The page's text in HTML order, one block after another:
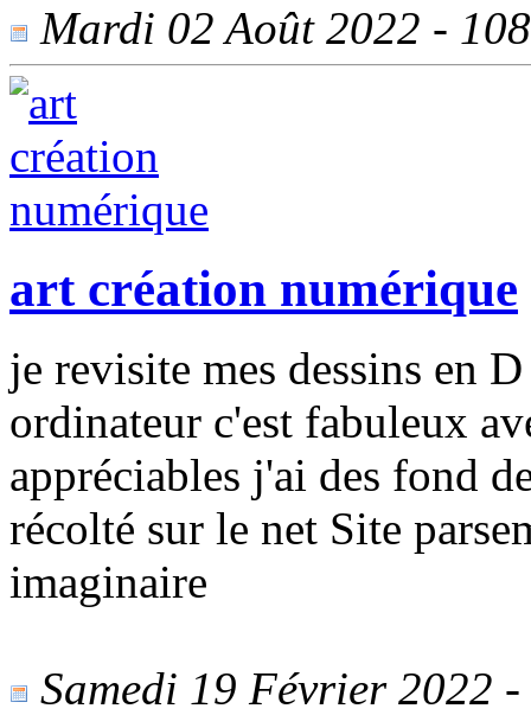
Mardi 02 Août 2022 -
art création numérique
je revisite mes dessins en
ordinateur c'est fabuleux
appréciables j'ai des fond
récolté sur le net Site
imaginaire
Samedi 19 Février 2022